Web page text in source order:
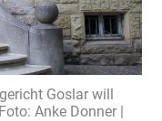
Goslar will
Anke Donner |